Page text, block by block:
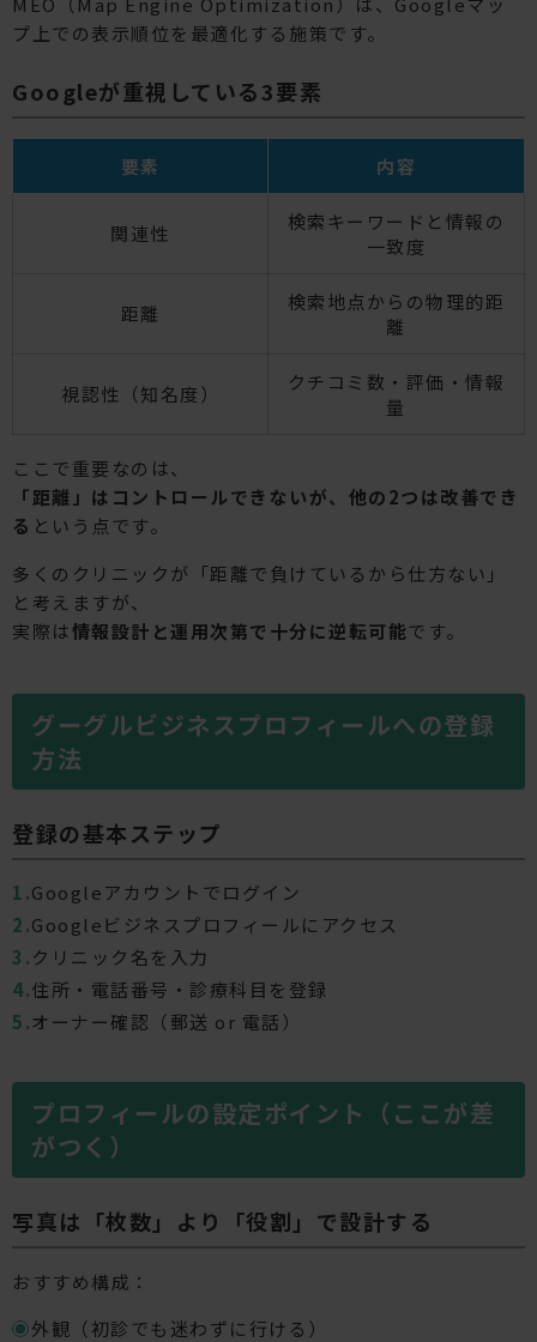
プ上での表示順位を最適化する施策です。
Googleが重視している3要素
要素 内容
関連性
検索キーワードと情報の
一致度
距離
検索地点からの物理的距
離
視認性（知名度）
クチコミ数・評価・情報
量
ここで重要なのは、
「距離」はコントロールできないが、他の2つは改善でき
る という点です。
多くのクリニックが「距離で負けているから仕方ない」
と考えますが、
実際は情報設計と運用次第で十分に逆転可能です。
グーグルビジネスプロフィールへの登録
方法
登録の基本ステップ
Googleアカウントでログイン
Googleビジネスプロフィールにアクセス
クリニック名を入力
住所・電話番号・診療科目を登録
オーナー確認（郵送 or 電話）
プロフィールの設定ポイント（ここが差
がつく）
写真は「枚数」より「役割」で設計する
おすすめ構成：
外観（初診でも迷わずに行ける）